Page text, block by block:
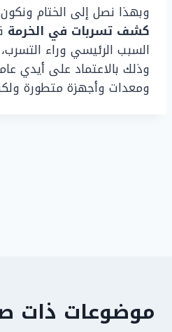
وبهذا نصل إلى الختام
كشف تسربات في الخرمة
السبب الرئيسي وراء التسرب،
وذلك بالاعتماد على أيدي
ومعدات وأجهزة متطورة
موضوعات ذات